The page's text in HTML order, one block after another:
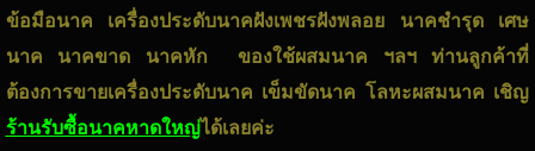
ข้อมือนาค เครื่องประดับนาคฝังเพชรฝังพลอย นาคชำรุด เศษ
นาค นาคขาด นาคหัก ของใช้ผสมนาค ฯลฯ ท่านลูกค้าที่
ต้องการขายเครื่องประดับนาค เข็มขัดนาค โลหะผสมนาค เชิญ
ร้านรับซื้อนาคหาดใหญ่ได้เลยค่ะ